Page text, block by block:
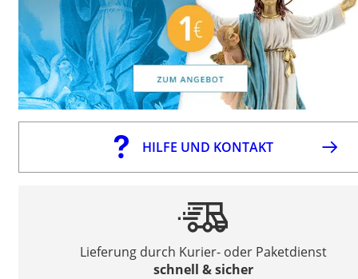
HILFE UND KONTAKT
Lieferung durch Kurier- oder Paketdienst
schnell & sicher